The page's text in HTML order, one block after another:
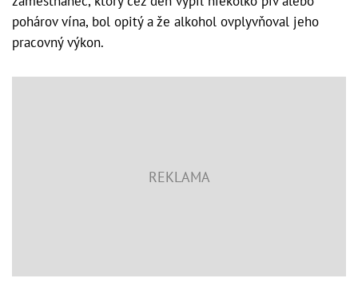
pohárov vína, bol opitý a že alkohol ovplyvňoval jeho
pracovný výkon.